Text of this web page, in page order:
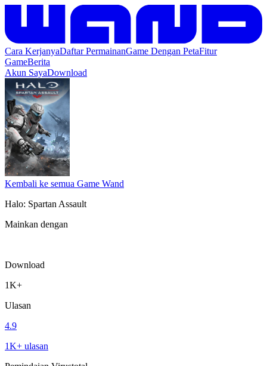
Cara KerjanyaDaftar PermainanGame Dengan PetaFitur
GameBerita
Akun SayaDownload
Kembali ke semua Game Wand
Halo: Spartan Assault
Mainkan dengan
Download
1K+
Ulasan
4.9
1K+ ulasan